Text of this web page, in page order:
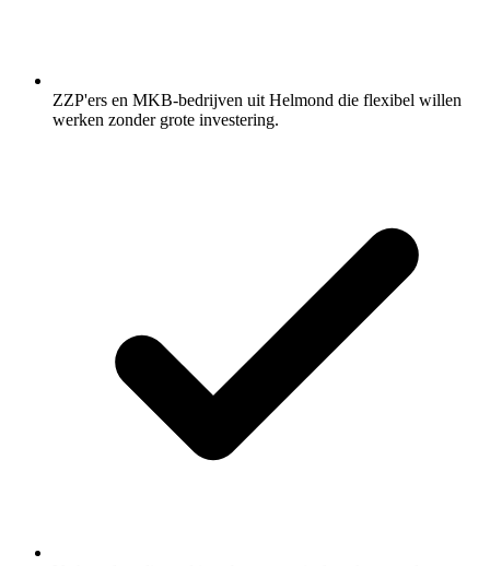
ZZP'ers en MKB-bedrijven uit Helmond die flexibel willen
werken zonder grote investering.